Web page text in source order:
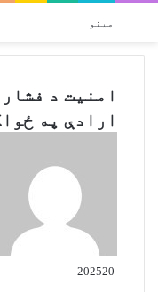
مینو
امنیت د
ارادې په
2025